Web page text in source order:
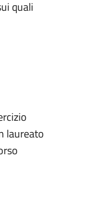
quali
laureato